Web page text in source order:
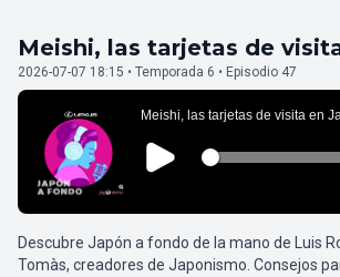
Meishi, las tarjetas de
2026-07-07 18:15 • Temporada 6 • Episodio 47
Descubre Japón a fondo de la mano de Luis
Tomàs, creadores de Japonismo. Consejos